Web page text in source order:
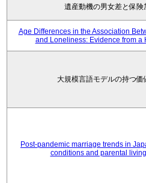
遺産動機の男女差と保険
Age Differences in the Association
and Loneliness: Evidence from a
大規模言語モデルの持つ価
Post-pandemic marriage trends in
conditions and parental